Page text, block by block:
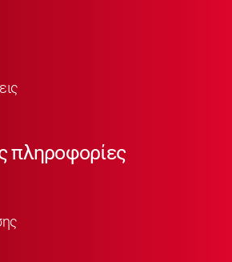
πληροφορίες